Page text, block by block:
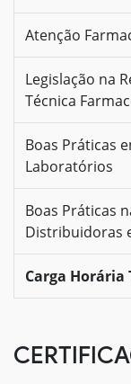
Atenção
Legislação na
Técnica
Boas Práticas
Laboratórios
Boas Práticas
Distribuidoras
Carga Horária